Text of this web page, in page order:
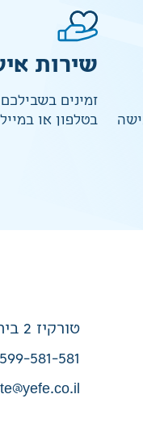
שירות
זמינים
בטלפון או במייל
טורקיז 2 בית שמש
581-581